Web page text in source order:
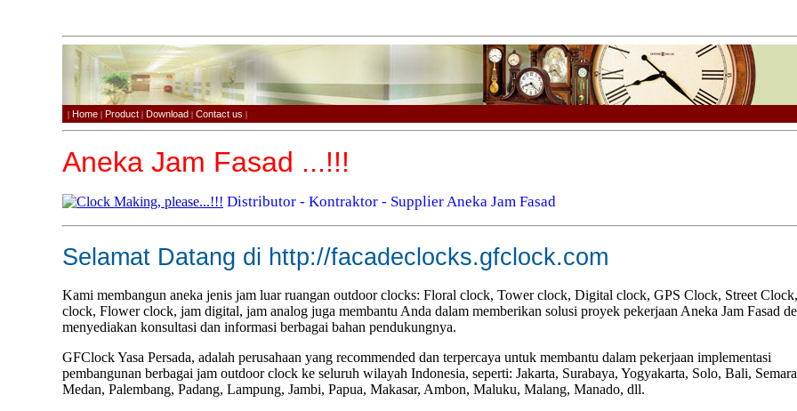
| Home | Product | Download | Contact us |
Aneka Jam Fasad ...!!!
Distributor - Kontraktor - Supplier Aneka Jam Fasad
Selamat Datang di http://facadeclocks.gfclock.com
Kami membangun aneka jenis jam luar ruangan outdoor clocks: Floral clock, Tower clock, Digital clock, GPS Clock, Street
clock, Flower clock, jam digital, jam analog juga membantu Anda dalam memberikan solusi proyek pekerjaan Aneka Jam Fasad
menyediakan konsultasi dan informasi berbagai bahan pendukungnya.
GFClock Yasa Persada, adalah perusahaan yang recommended dan terpercaya untuk membantu dalam pekerjaan implementasi
pembangunan berbagai jam outdoor clock ke seluruh wilayah Indonesia, seperti: Jakarta, Surabaya, Yogyakarta, Solo, Bali,
Medan, Palembang, Padang, Lampung, Jambi, Papua, Makasar, Ambon, Maluku, Malang, Manado, dll.